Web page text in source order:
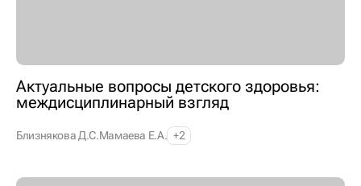
Актуальные вопросы детского здоровья:
междисциплинарный взгляд
Близнякова Д.С.Мамаева Е.А. +2